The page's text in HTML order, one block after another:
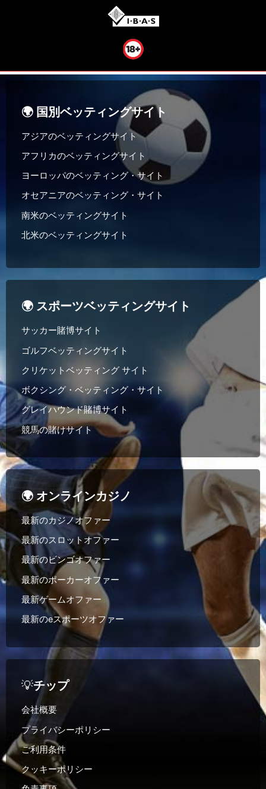
🌍 国別ベッティングサイト
アジアのベッティングサイト
アフリカのベッティングサイト
ヨーロッパのベッティング・サイト
オセアニアのベッティング・サイト
南米のベッティングサイト
北米のベッティングサイト
🌍 スポーツベッティングサイト
サッカー賭博サイト
ゴルフベッティングサイト
クリケットベッティング サイト
ボクシング・ベッティング・サイト
グレイハウンド賭博サイト
競馬の賭けサイト
🌍 オンラインカジノ
最新のカジノオファー
最新のスロットオファー
最新のビンゴオファー
最新のポーカーオファー
最新ゲームオファー
最新のeスポーツオファー
💡チップ
会社概要
プライバシーポリシー
ご利用条件
クッキーポリシー